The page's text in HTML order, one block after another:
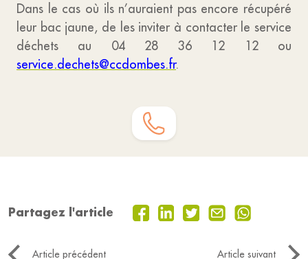
Dans le cas où ils n’auraient pas encore récupéré
leur bac jaune, de les inviter à contacter le service
déchets au 04 28 36 12 12 ou
service.dechets@ccdombes.fr.
Partagez l'article
Article précédent
Article suivant